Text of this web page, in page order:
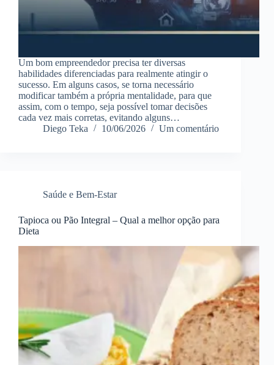
Um bom empreendedor precisa ter diversas
habilidades diferenciadas para realmente atingir o
sucesso. Em alguns casos, se torna necessário
modificar também a própria mentalidade, para que
assim, com o tempo, seja possível tomar decisões
cada vez mais corretas, evitando alguns…
Diego Teka
10/06/2026 Um comentário
Saúde e Bem-Estar
Tapioca ou Pão Integral – Qual a melhor opção para
Dieta